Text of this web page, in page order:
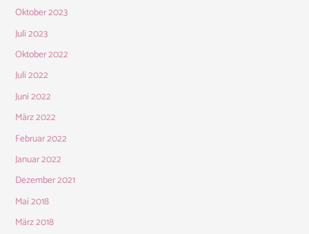
Oktober 2023
Juli 2023
Oktober 2022
Juli 2022
Juni 2022
März 2022
Februar 2022
Januar 2022
Dezember 2021
Mai 2018
März 2018